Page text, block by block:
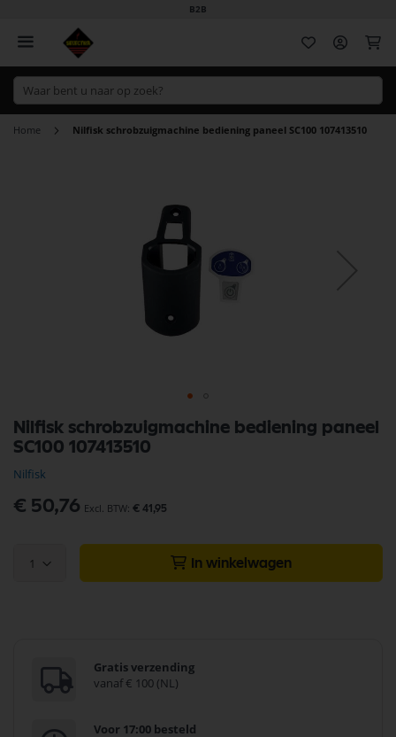
B2B
Home Nilfisk schrobzuigmachine bediening paneel SC100 107413510
Nilfisk schrobzuigmachine bediening paneel
SC100 107413510
Nilfisk
€ 50,76 € 41,95
1 In winkelwagen
Gratis verzending
vanaf € 100 (NL)
Voor 17:00 besteld
naar
het
van
de
afbeeldingen-